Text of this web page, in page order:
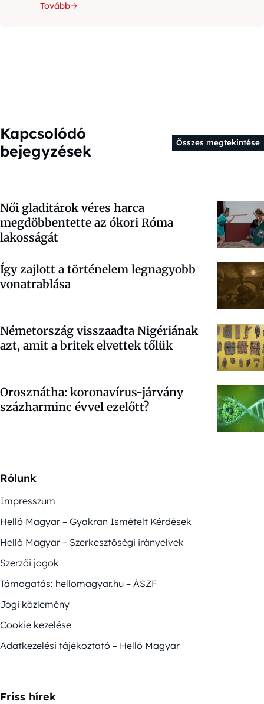
Tovább
Kapcsolódó
bejegyzések
Összes megtekintése
Női gladitárok véres harca
megdöbbentette az ókori Róma
lakosságát
Így zajlott a történelem legnagyobb
vonatrablása
Németország visszaadta Nigériának
azt, amit a britek elvettek tőlük
Orosznátha: koronavírus-járvány
százharminc évvel ezelőtt?
Rólunk
Impresszum
Helló Magyar – Gyakran Ismételt Kérdések
Helló Magyar – Szerkesztőségi irányelvek
Szerzői jogok
Támogatás: hellomagyar.hu – ÁSZF
Jogi közlemény
Cookie kezelése
Adatkezelési tájékoztató – Helló Magyar
Friss hírek